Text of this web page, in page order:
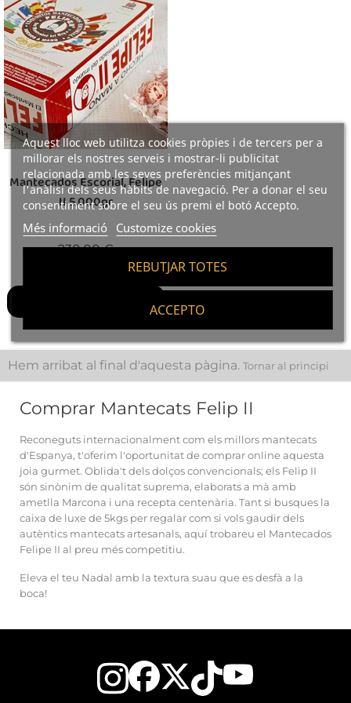
Aquest lloc web utilitza cookies pròpies i de tercers per a
millorar els nostres serveis i mostrar-li publicitat
relacionada amb les seves preferències mitjançant
l'anàlisi dels seus hàbits de navegació. Per a donar el seu
consentiment sobre el seu ús premi el botó Accepto.
Més informació Customize cookies
REBUTJAR TOTES
ACCEPTO
Mantecados Escorial, Felipe
II 5.000gr
230,00 €Preu
Hem arribat al final d'aquesta pàgina. Tornar al principi
Comprar Mantecats Felip II
Reconeguts internacionalment com els millors mantecats
d'Espanya, t'oferim l'oportunitat de comprar online aquesta
joia gurmet. Oblida't dels dolços convencionals; els Felip II
són sinònim de qualitat suprema, elaborats a mà amb
ametlla Marcona i una recepta centenària. Tant si busques la
caixa de luxe de 5kgs per regalar com si vols gaudir dels
autèntics mantecats artesanals, aquí trobareu el Mantecados
Felipe II al preu més competitiu.
Eleva el teu Nadal amb la textura suau que es desfà a la
boca!